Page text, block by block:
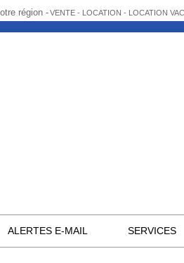
région -VENTE - LOCATION - LOCATION
ALERTES E-MAIL SERVICES